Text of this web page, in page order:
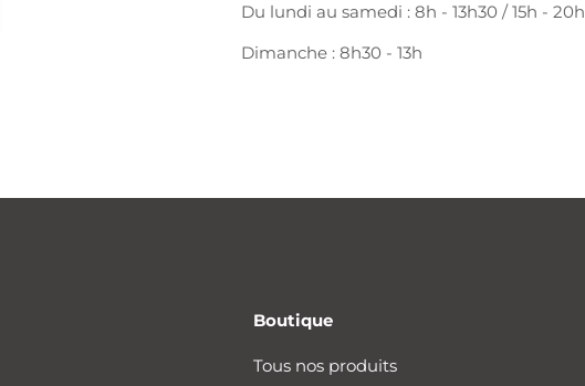
Du lundi au samedi : 8h - 13h30 / 15h - 20h
Dimanche : 8h30 - 13h
Boutique
Tous nos produits